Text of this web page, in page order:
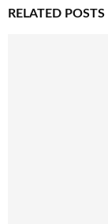
RELATED POSTS